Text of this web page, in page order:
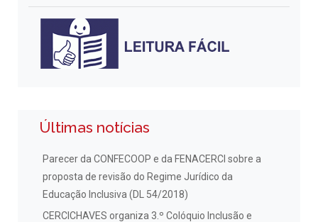
Últimas notícias
Parecer da CONFECOOP e da FENACERCI sobre a
proposta de revisão do Regime Jurídico da
Educação Inclusiva (DL 54/2018)
CERCICHAVES organiza 3.º Colóquio Inclusão e